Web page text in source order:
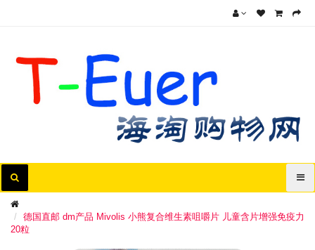
德国直邮 dm产品 Mivolis 小熊复合维生素咀嚼片 儿童含片增强免疫力
20粒